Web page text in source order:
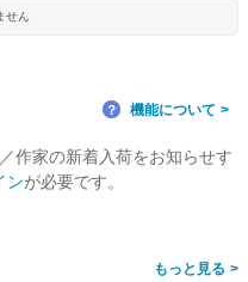
ん
？ 機能について
作家の新着入荷をお知らせす
ンが必要です。
>